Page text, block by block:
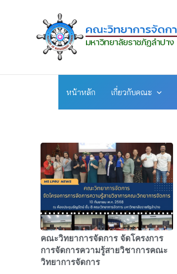
หน้าหลัก เกี่ยวกับคณะ
คณะวิทยาการจัดการ จัดโครงการ
การจัดการความรู้สายวิชาการคณะ
วิทยาการจัดการ